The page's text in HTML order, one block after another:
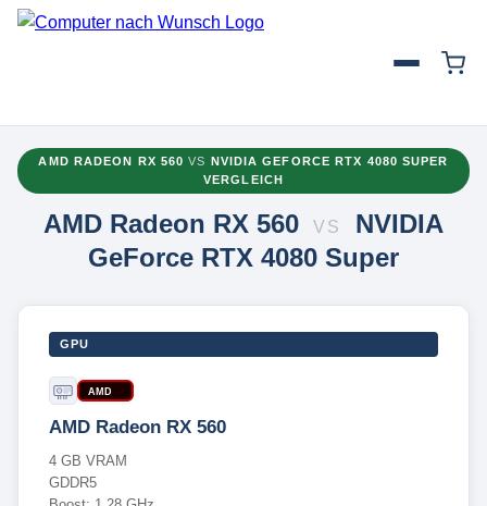
AMD RADEON RX 560VS NVIDIA GEFORCE RTX 4080 SUPER
VERGLEICH
AMD Radeon RX 560 VS
NVIDIA
GeForce RTX 4080 Super
GPU
AMD
AMD Radeon RX 560
4 GB VRAM
GDDR5